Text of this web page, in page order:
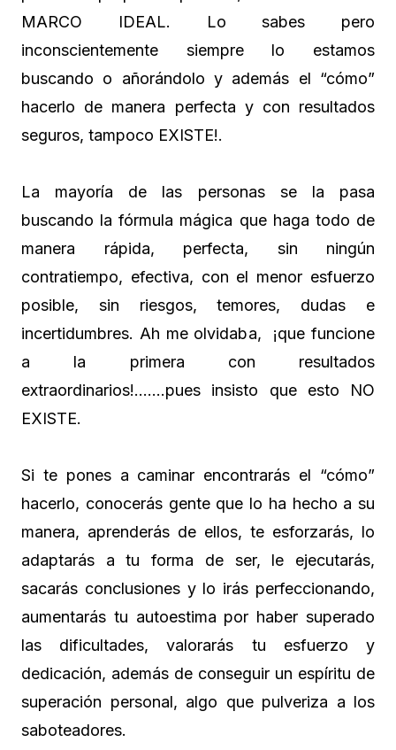
MARCO IDEAL. Lo sabes pero
inconscientemente siempre lo estamos
buscando o añorándolo y además el “cómo”
hacerlo de manera perfecta y con resultados
seguros, tampoco EXISTE!.
La mayoría de las personas se la pasa
buscando la fórmula mágica que haga todo de
manera rápida, perfecta, sin ningún
contratiempo, efectiva, con el menor esfuerzo
posible, sin riesgos, temores, dudas e
incertidumbres. Ah me olvidaba, ¡que funcione
a la primera con resultados
extraordinarios!…….pues insisto que esto NO
EXISTE.
Si te pones a caminar encontrarás el “cómo”
hacerlo, conocerás gente que lo ha hecho a su
manera, aprenderás de ellos, te esforzarás, lo
adaptarás a tu forma de ser, le ejecutarás,
sacarás conclusiones y lo irás perfeccionando,
aumentarás tu autoestima por haber superado
las dificultades, valorarás tu esfuerzo y
dedicación, además de conseguir un espíritu de
superación personal, algo que pulveriza a los
saboteadores.